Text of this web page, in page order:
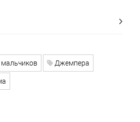
Джемпера